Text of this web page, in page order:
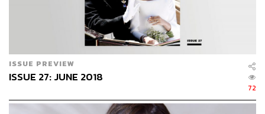
‘INTO THE STREAMING AGE’
สตรีมมิงกำลังเป็นกระแสที่ถาโถมและสร้างการ
เปลี่ยนแปลงครั้งใหญ่ให้กับวัฒนธรรมการเสพความบันเทิง
ในยุคปัจจุบัน THE STANDARD ฉบับนี้จะพาผู้อ่านเข้าสู่โลก
แห่งสตรีมมิง ไม่เพียงสำรวจผู้ให้บริการในเมืองไทยเท่านั้น
แต่จะพาไปฟังนานาทัศนะของผู้คนในวงการดนตรีและธุรกิจ
ภาพยนตร์ ที่ต่างได้รับผลกระทบจากการซ้อนทับระหว่างโลก
ออนไลน์และโลกทางกายภาพอย่างไม่อาจหลีกเลี่ยงได้อีกต่อ
ISSUE PREVIEW
ISSUE 27: JUNE 2018
72